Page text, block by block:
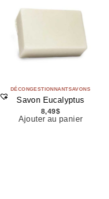
DÉCONGESTIONNANTSAVONS
Savon Eucalyptus
8,49$
Ajouter au panier